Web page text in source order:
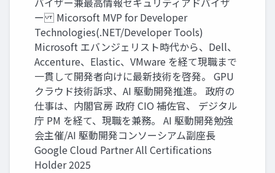
ー Micorsoft MVP for Developer
Technologies(.NET/Developer Tools)
Microsoft エバンジェリスト時代から、Dell、
Accenture、Elastic、VMware を経て現職まで
一貫して開発者向けに最新技術を啓発。 GPU
クラウド技術訴求、AI 駆動開発推進。 政府の
仕事は、内閣官房 政府 CIO 補佐官、 デジタル
庁 PM を経て、現職を兼務。 AI 駆動開発勉強
会主催/AI 駆動開発コンソーシアム副座長
Google Cloud Partner All Certifications
Holder 2025